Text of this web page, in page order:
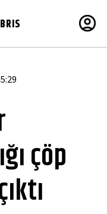
çöp